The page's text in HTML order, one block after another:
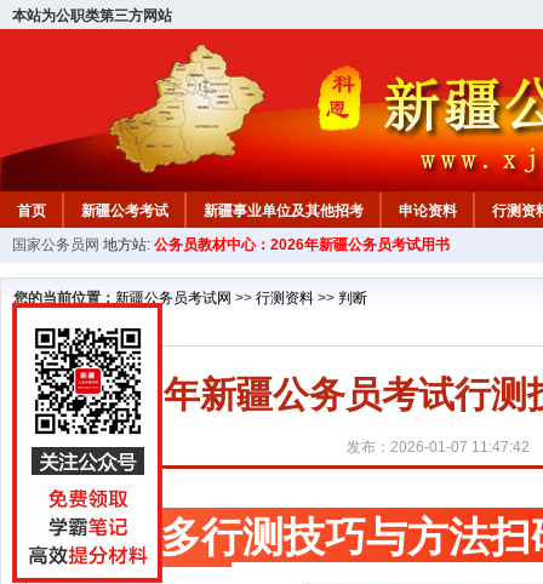
本站为公职类第三方网站
首页 新疆公考考试 新疆事业单位及其他招考 申论资料 行测资
新疆公务员行测试题 在线咨询 教材中心
国家公务员网 地方站: 公务员教材中心：2026年新疆公务员考试用书
您的当前位置： 新疆公务员考试网 >> 行测资料 >> 判断
2026年新疆公务员考试行测
发布：2026-01-07 11:47:42
更多行测技巧与方法扫